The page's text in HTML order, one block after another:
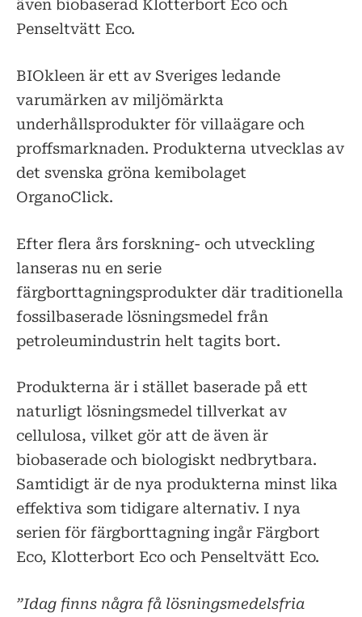
även biobaserad Klotterbort Eco och
Penseltvätt Eco.
BIOkleen är ett av Sveriges ledande
varumärken av miljömärkta
underhållsprodukter för villaägare och
proffsmarknaden. Produkterna utvecklas av
det svenska gröna kemibolaget
OrganoClick.
Efter flera års forskning- och utveckling
lanseras nu en serie
färgborttagningsprodukter där traditionella
fossilbaserade lösningsmedel från
petroleumindustrin helt tagits bort.
Produkterna är i stället baserade på ett
naturligt lösningsmedel tillverkat av
cellulosa, vilket gör att de även är
biobaserade och biologiskt nedbrytbara.
Samtidigt är de nya produkterna minst lika
effektiva som tidigare alternativ. I nya
serien för färgborttagning ingår Färgbort
Eco, Klotterbort Eco och Penseltvätt Eco.
”Idag finns några få lösningsmedelsfria